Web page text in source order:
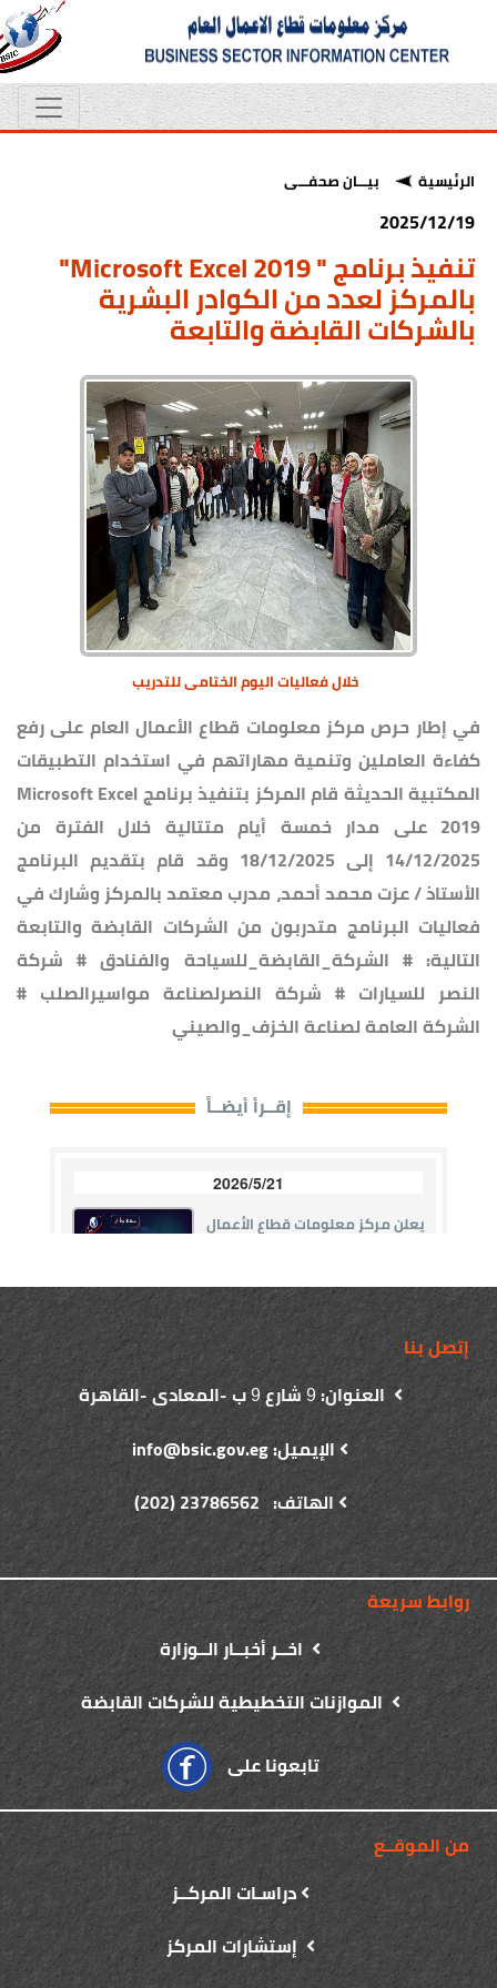
الرئيسية بيـــان صحفـــى
2025/12/19
تنفيذ برنامج " Microsoft Excel 2019"
بالمركز لعدد من الكوادر البشرية
بالشركات القابضة والتابعة
خلال فعاليات اليوم الختامى للتدريب
في إطار حرص مركز معلومات قطاع الأعمال العام على رفع
كفاءة العاملين وتنمية مهاراتهم في استخدام التطبيقات
المكتبية الحديثة قام المركز بتنفيذ برنامج Microsoft Excel
2019 على مدار خمسة أيام متتالية خلال الفترة من
14/12/2025 إلى 18/12/2025 وقد قام بتقديم البرنامج
الأستاذ / عزت محمد أحمد، مدرب معتمد بالمركز وشارك في
فعاليات البرنامج متدربون من الشركات القابضة والتابعة
التالية: # الشركة_القابضة_للسياحة والفنادق # شركة
النصر للسيارات # شركة النصرلصناعة مواسيرالصلب #
الشركة العامة لصناعة الخزف_والصيني
إتصل بنا
العنوان:9شارع9ب -المعادى -القاهرة
الإيميل: info@bsic.gov.eg
الهاتف: 23786562 (202)
روابط سريعة
اخــر أخبــار الــوزارة
الموازنات التخطيطية للشركات القابضة
تابعونا على
من الموقــع
دراسـات المركــز
إستشارات المركز